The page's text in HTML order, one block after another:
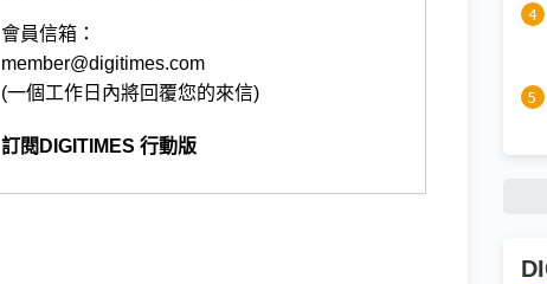
會員信箱：
member@digitimes.com
(一個工作日內將回覆您的來信)
訂閱DIGITIMES 行動版